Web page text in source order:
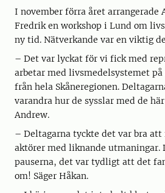
I november förra året arrangerade
Fredrik en workshop i Lund om
ny tid. Nätverkande var en viktig
– Det var lyckat för vi fick med
arbetar med livsmedelsystemet
från hela Skåneregionen.
varandra hur de sysslar med de
Andrew.
– Deltagarna tyckte det var bra
aktörer med liknande utmaningar.
pauserna, det var tydligt att det
om! Säger Håkan.